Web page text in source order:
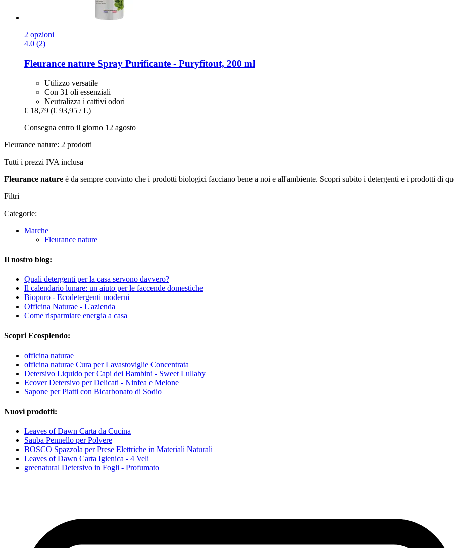
2 opzioni
4.0 (2)
Fleurance nature Spray Purificante -​ Puryfitout, 200 ml
Utilizzo versatile
Con 31 oli essenziali
Neutralizza i cattivi odori
€ 18,79 (€ 93,95 / L)
Consegna entro il giorno 12 agosto
Fleurance nature: 2 prodotti
Tutti i prezzi IVA inclusa
Fleurance nature è da sempre convinto che i prodotti biologici facciano bene a noi e all'ambiente. Scopri subito i detergenti e i prodotti di
Filtri
Categorie:
Marche
Fleurance nature
Il nostro blog:
Quali detergenti per la casa servono davvero?
Il calendario lunare: un aiuto per le faccende domestiche
Biopuro - Ecodetergenti moderni
Officina Naturae - L'azienda
Come risparmiare energia a casa
Scopri Ecosplendo:
officina naturae
officina naturae Cura per Lavastoviglie Concentrata
Detersivo Liquido per Capi dei Bambini - Sweet Lullaby
Ecover Detersivo per Delicati - Ninfea e Melone
Sapone per Piatti con Bicarbonato di Sodio
Nuovi prodotti:
Leaves of Dawn Carta da Cucina
Sauba Pennello per Polvere
BOSCO Spazzola per Prese Elettriche in Materiali Naturali
Leaves of Dawn Carta Igienica - 4 Veli
greenatural Detersivo in Fogli - Profumato